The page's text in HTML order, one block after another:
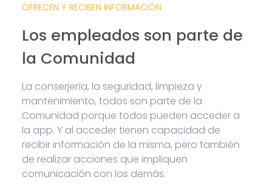
OFRECEN Y RECIBEN INFORMACIÓN
Los empleados son parte de
la Comunidad
La conserjería, la seguridad, limpieza y
mantenimiento, todos son parte de la
Comunidad porque todos pueden acceder a
la app. Y al acceder tienen capacidad de
recibir información de la misma, pero también
de realizar acciones que impliquen
comunicación con los demás.